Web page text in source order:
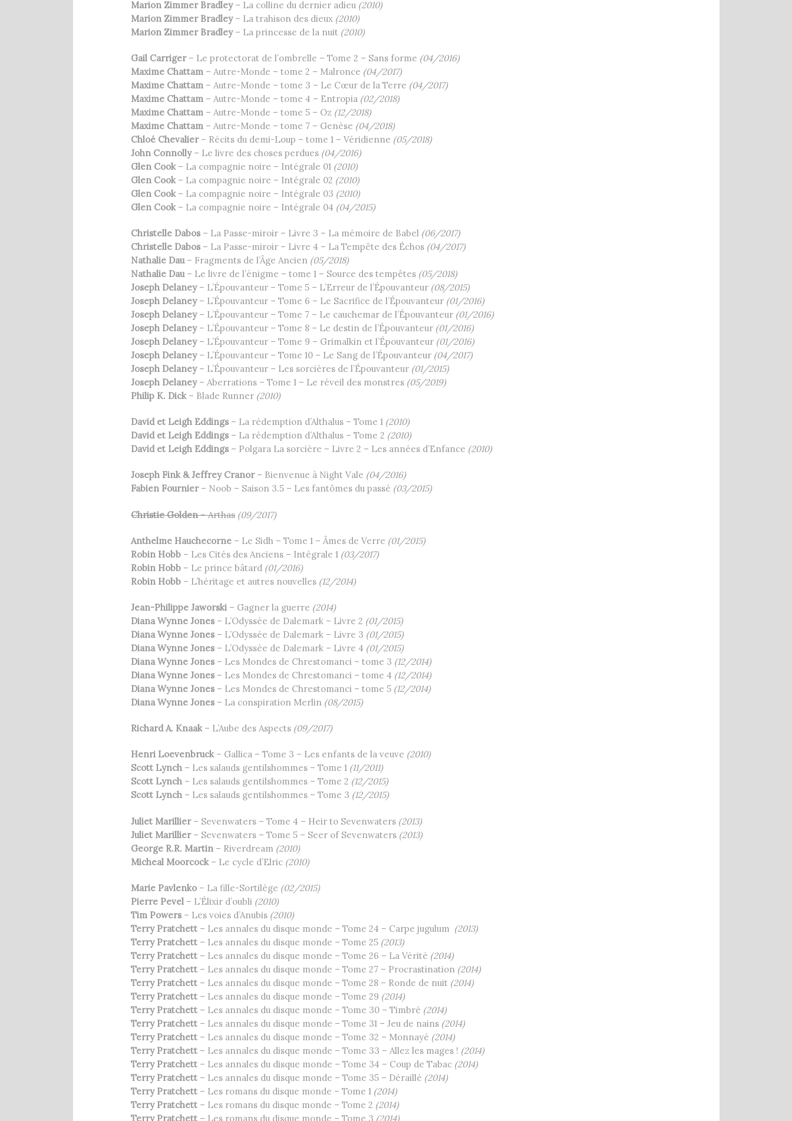
Marion Zimmer Bradley– La colline du dernier adieu (2010)
Marion Zimmer Bradley– La trahison des dieux (2010)
Marion Zimmer Bradley– La princesse de la nuit (2010)
Gail Carriger– Le protectorat de l’ombrelle – Tome 2 – Sans forme (04/2016)
Maxime Chattam – Autre-Monde – tome 2 – Malronce (04/2017)
Maxime Chattam – Autre-Monde – tome 3 – Le Cœur de la Terre (04/2017)
Maxime Chattam – Autre-Monde – tome 4 – Entropia (02/2018)
Maxime Chattam – Autre-Monde – tome 5 – Oz (12/2018)
Maxime Chattam – Autre-Monde – tome 7 – Genèse (04/2018)
Chloé Chevalier– Récits du demi-Loup – tome 1 – Véridienne (05/2018)
John Connolly– Le livre des choses perdues (04/2016)
Glen Cook– La compagnie noire – Intégrale 01 (2010)
Glen Cook– La compagnie noire – Intégrale 02 (2010)
Glen Cook– La compagnie noire – Intégrale 03 (2010)
Glen Cook– La compagnie noire – Intégrale 04 (04/2015)
Christelle Dabos – La Passe-miroir – Livre 3 – La mémoire de Babel (06/2017)
Christelle Dabos – La Passe-miroir – Livre 4 – La Tempête des Échos (04/2017)
Nathalie Dau– Fragments de l’Âge Ancien (05/2018)
Nathalie Dau– Le livre de l’énigme – tome 1 – Source des tempêtes (05/2018)
Joseph Delaney– L’Épouvanteur – Tome 5 – L’Erreur de l’Épouvanteur (08/2015)
Joseph Delaney– L’Épouvanteur – Tome 6 – Le Sacrifice de l’Épouvanteur (01/2016)
Joseph Delaney– L’Épouvanteur – Tome 7 – Le cauchemar de l’Épouvanteur (01/2016)
Joseph Delaney– L’Épouvanteur – Tome 8 – Le destin de l’Épouvanteur (01/2016)
Joseph Delaney– L’Épouvanteur – Tome 9 – Grimalkin et l’Épouvanteur (01/2016)
Joseph Delaney– L’Épouvanteur – Tome 10 – Le Sang de l’Épouvanteur (04/2017)
Joseph Delaney– L’Épouvanteur – Les sorcières de l’Épouvanteur (01/2015)
Joseph Delaney– Aberrations – Tome 1 – Le réveil des monstres (05/2019)
Philip K. Dick– Blade Runner (2010)
David et Leigh Eddings – La rédemption d’Althalus – Tome 1 (2010)
David et Leigh Eddings – La rédemption d’Althalus – Tome 2 (2010)
David et Leigh Eddings – Polgara La sorcière – Livre 2 – Les années d’Enfance (2010)
Joseph Fink & Jeffrey Cranor – Bienvenue à Night Vale (04/2016)
Fabien Fournier– Noob – Saison 3.5 – Les fantômes du passé (03/2015)
Christie Golden– Arthas (09/2017)
Anthelme Hauchecorne – Le Sidh – Tome 1 – Âmes de Verre (01/2015)
Robin Hobb – Les Cités des Anciens – Intégrale 1 (03/2017)
Robin Hobb – Le prince bâtard (01/2016)
Robin Hobb – L’héritage et autres nouvelles (12/2014)
Jean-Philippe Jaworski – Gagner la guerre (2014)
Diana Wynne Jones – L’Odyssée de Dalemark – Livre 2 (01/2015)
Diana Wynne Jones – L’Odyssée de Dalemark – Livre 3 (01/2015)
Diana Wynne Jones – L’Odyssée de Dalemark – Livre 4 (01/2015)
Diana Wynne Jones – Les Mondes de Chrestomanci – tome 3 (12/2014)
Diana Wynne Jones – Les Mondes de Chrestomanci – tome 4 (12/2014)
Diana Wynne Jones – Les Mondes de Chrestomanci – tome 5 (12/2014)
Diana Wynne Jones – La conspiration Merlin (08/2015)
Richard A. Knaak– L’Aube des Aspects (09/2017)
Henri Loevenbruck– Gallica – Tome 3 – Les enfants de la veuve (2010)
Scott Lynch – Les salauds gentilshommes – Tome 1 (11/2011)
Scott Lynch – Les salauds gentilshommes – Tome 2 (12/2015)
Scott Lynch – Les salauds gentilshommes – Tome 3 (12/2015)
Juliet Marillier– Sevenwaters – Tome 4 – Heir to Sevenwaters (2013)
Juliet Marillier– Sevenwaters – Tome 5 – Seer of Sevenwaters (2013)
George R.R. Martin – Riverdream (2010)
Micheal Moorcock – Le cycle d’Elric (2010)
Marie Pavlenko – La fille-Sortilège (02/2015)
Pierre Pevel – L’Élixir d’oubli (2010)
Tim Powers – Les voies d’Anubis (2010)
Terry Pratchett – Les annales du disque monde – Tome 24 – Carpe jugulum (2013)
Terry Pratchett – Les annales du disque monde – Tome 25 (2013)
Terry Pratchett – Les annales du disque monde – Tome 26 – La Vérité (2014)
Terry Pratchett – Les annales du disque monde – Tome 27 – Procrastination (2014)
Terry Pratchett – Les annales du disque monde – Tome 28 – Ronde de nuit (2014)
Terry Pratchett – Les annales du disque monde – Tome 29 (2014)
Terry Pratchett – Les annales du disque monde – Tome 30 – Timbré (2014)
Terry Pratchett – Les annales du disque monde – Tome 31 – Jeu de nains (2014)
Terry Pratchett – Les annales du disque monde – Tome 32 – Monnayé (2014)
Terry Pratchett – Les annales du disque monde – Tome 33 – Allez les mages ! (2014)
Terry Pratchett – Les annales du disque monde – Tome 34 – Coup de Tabac (2014)
Terry Pratchett – Les annales du disque monde – Tome 35 – Déraillé (2014)
Terry Pratchett – Les romans du disque monde – Tome 1 (2014)
Terry Pratchett – Les romans du disque monde – Tome 2 (2014)
Terry Pratchett – Les romans du disque monde – Tome 3 (2014)